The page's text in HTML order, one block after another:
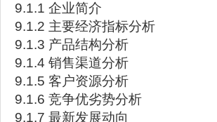
9.1.1 企业简介
9.1.2 主要经济指标分析
9.1.3 产品结构分析
9.1.4 销售渠道分析
9.1.5 客户资源分析
9.1.6 竞争优劣势分析
9.1.7 最新发展动向